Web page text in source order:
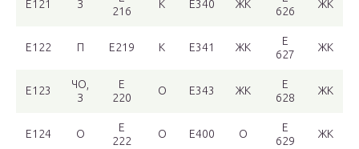
Е121 З
216
К Е340 ЖК
626
ЖК
Е122 П Е219 К Е341 ЖК
Е
627
ЖК
Е123
ЧО,
З
Е
220
О Е343 ЖК
Е
628
ЖК
Е124 О
Е
222
О Е400 О
Е
629
ЖК